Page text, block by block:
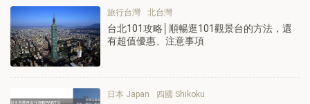
旅行台灣 北台灣
台北101攻略│順暢逛101觀景台的方法，還
有超值優惠、注意事項
日本 Japan 四國 Shikoku